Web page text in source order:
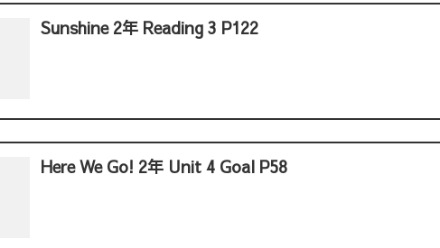
Sunshine 2年 Reading 3 P122
Here We Go! 2年 Unit 4 Goal P58